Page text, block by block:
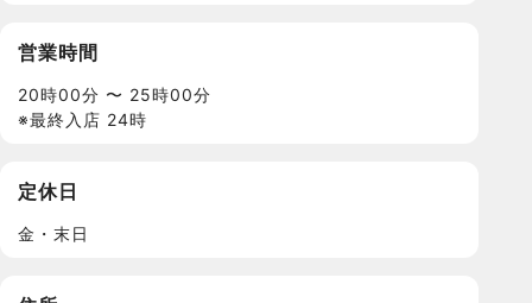
営業時間
20時00分 〜 25時00分
※最終入店 24時
定休日
金・末日